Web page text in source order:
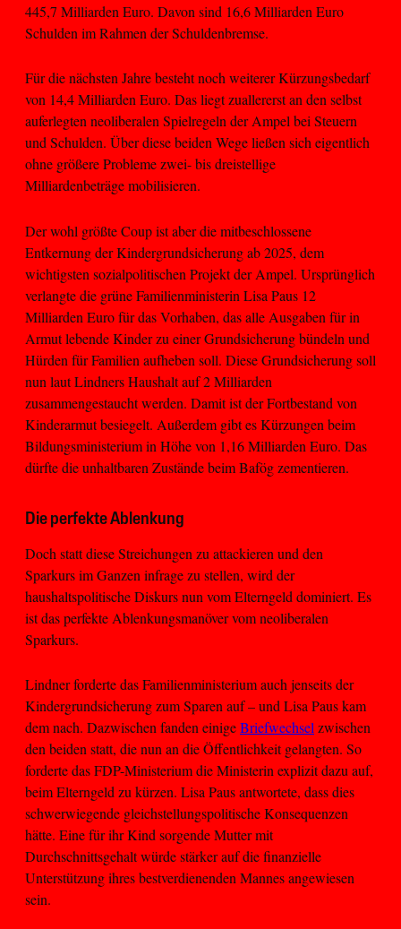
445,7 Milliarden Euro. Davon sind 16,6 Milliarden Euro
Schulden im Rahmen der Schuldenbremse.
Für die nächsten Jahre besteht noch weiterer Kürzungsbedarf
von 14,4 Milliarden Euro. Das liegt zuallererst an den selbst
auferlegten neoliberalen Spielregeln der Ampel bei Steuern
und Schulden. Über diese beiden Wege ließen sich eigentlich
ohne größere Probleme zwei- bis dreistellige
Milliardenbeträge mobilisieren.
Der wohl größte Coup ist aber die mitbeschlossene
Entkernung der Kindergrundsicherung ab 2025, dem
wichtigsten sozialpolitischen Projekt der Ampel. Ursprünglich
verlangte die grüne Familienministerin Lisa Paus 12
Milliarden Euro für das Vorhaben, das alle Ausgaben für in
Armut lebende Kinder zu einer Grundsicherung bündeln und
Hürden für Familien aufheben soll. Diese Grundsicherung soll
nun laut Lindners Haushalt auf 2 Milliarden
zusammengestaucht werden. Damit ist der Fortbestand von
Kinderarmut besiegelt. Außerdem gibt es Kürzungen beim
Bildungsministerium in Höhe von 1,16 Milliarden Euro. Das
dürfte die unhaltbaren Zustände beim Bafög zementieren.
Die perfekte Ablenkung
Doch statt diese Streichungen zu attackieren und den
Sparkurs im Ganzen infrage zu stellen, wird der
haushaltspolitische Diskurs nun vom Elterngeld dominiert. Es
ist das perfekte Ablenkungsmanöver vom neoliberalen
Sparkurs.
Lindner forderte das Familienministerium auch jenseits der
Kindergrundsicherung zum Sparen auf – und Lisa Paus kam
dem nach. Dazwischen fanden einigeBriefwechselzwischen
den beiden statt, die nun an die Öffentlichkeit gelangten. So
forderte das FDP-Ministerium die Ministerin explizit dazu auf,
beim Elterngeld zu kürzen. Lisa Paus antwortete, dass dies
schwerwiegende gleichstellungspolitische Konsequenzen
hätte. Eine für ihr Kind sorgende Mutter mit
Durchschnittsgehalt würde stärker auf die finanzielle
Unterstützung ihres bestverdienenden Mannes angewiesen
sein.